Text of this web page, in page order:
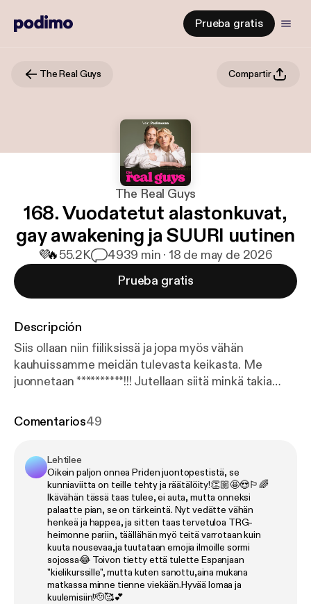
Prueba gratis
The Real Guys Compartir
The Real Guys
168. Vuodatetut alastonkuvat,
gay awakening ja SUURI uutinen
💜🔥55.2K 4939 min · 18 de may de 2026
Prueba gratis
Descripción
Siis ollaan niin fiiliksissä ja jopa myös vähän
kauhuissamme meidän tulevasta keikasta. Me
juonnetaan **********!!! Jutellaan siitä minkä takia
awakening hetkiä. Testataan jaksossa meitä JA sua
Comentarios49
Lehtilee
Oikein paljon onnea Priden juontopestistä, se
kunniaviitta on teille tehty ja räätälöity!👏🏼🤩😍🏳️‍🌈
Ikävähän tässä taas tulee, ei auta, mutta onneksi
palaatte pian, se on tärkeintä. Nyt vedätte vähän
henkeä ja happea, ja sitten taas tervetuloa TRG-
heimonne pariin, täällähän myö teitä varrotaan kuin
kuuta nousevaa,ja tuutataan emojia ilmoille sormi
sojossa😂 Toivon tietty että tulette Espanjaan
"kielikurssille", mutta kuten sanottu,aina mukana
matkassa minne tienne viekään.Hyvää lomaa ja
kuulemisiin!🫡🥰💕